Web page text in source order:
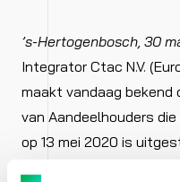
’s-Hertogenbosch, 30
Integrator Ctac N.V.
maakt vandaag bekend
van Aandeelhouders
op 13 mei 2020 is